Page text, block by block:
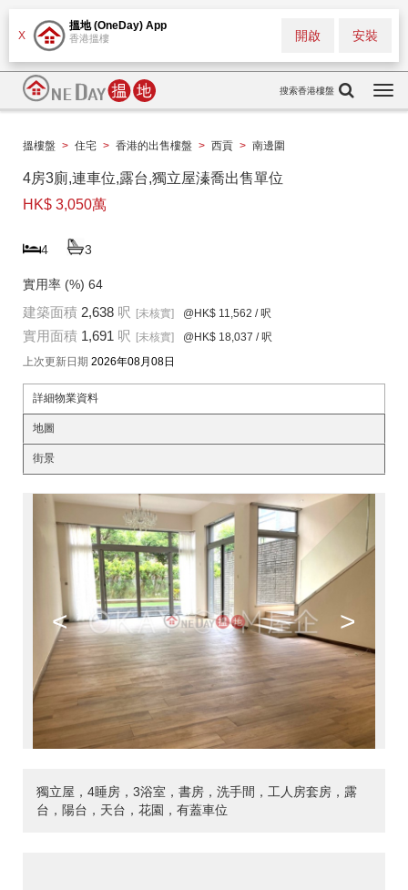
X
搵地 (OneDay) App
香港搵樓 安裝
開啟
搜索香港樓盤
搵樓盤 > 住宅 > 香港的出售樓盤 > 西貢 > 南邊圍
4房3廁,連車位,露台,獨立屋溱喬出售單位
HK$ 3,050萬
4 3
實用率 (%) 64
建築面積 2,638 呎 [未核實] @HK$ 11,562 / 呎
實用面積 1,691 呎 [未核實] @HK$ 18,037 / 呎
上次更新日期 2026年08月08日
詳細物業資料
地圖
街景
< >
獨立屋，4睡房，3浴室，書房，洗手間，工人房套房，露
台，陽台，天台，花園，有蓋車位